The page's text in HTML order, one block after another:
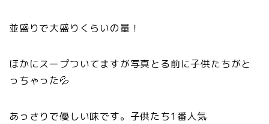
並盛りで大盛りくらいの量！
ほかにスープついてますが写真とる前に子供たちがと
っちゃった💦
あっさりで優しい味です。子供たち1番人気